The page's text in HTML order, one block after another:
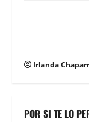
Irlanda
POR SI TE LO